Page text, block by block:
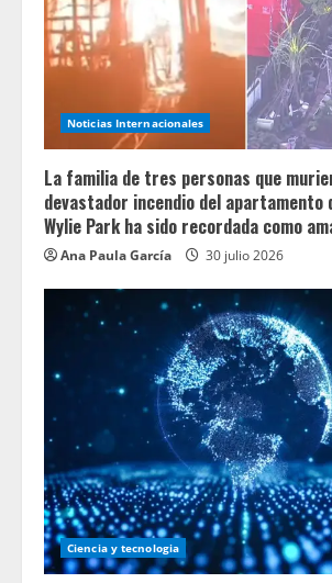
Noticias Internacionales
La familia de tres personas que
devastador incendio del apartamento
Wylie Park ha sido recordada como
Ana Paula García 30 julio 2026
Ciencia y tecnologia